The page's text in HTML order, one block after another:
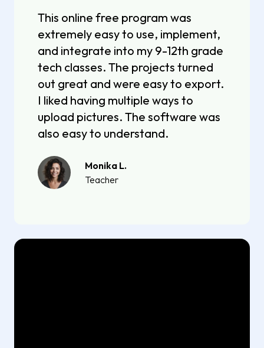
This online free program was
extremely easy to use, implement,
and integrate into my 9-12th grade
tech classes. The projects turned
out great and were easy to export.
I liked having multiple ways to
upload pictures. The software was
also easy to understand.
Monika L.
Teacher